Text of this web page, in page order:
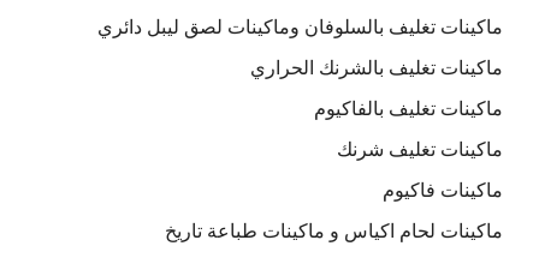
ماكينات تغليف بالسلوفان وماكينات لصق ليبل دائري
ماكينات تغليف بالشرنك الحراري
ماكينات تغليف بالفاكيوم
ماكينات تغليف شرنك
ماكينات فاكيوم
ماكينات لحام اكياس و ماكينات طباعة تاريخ